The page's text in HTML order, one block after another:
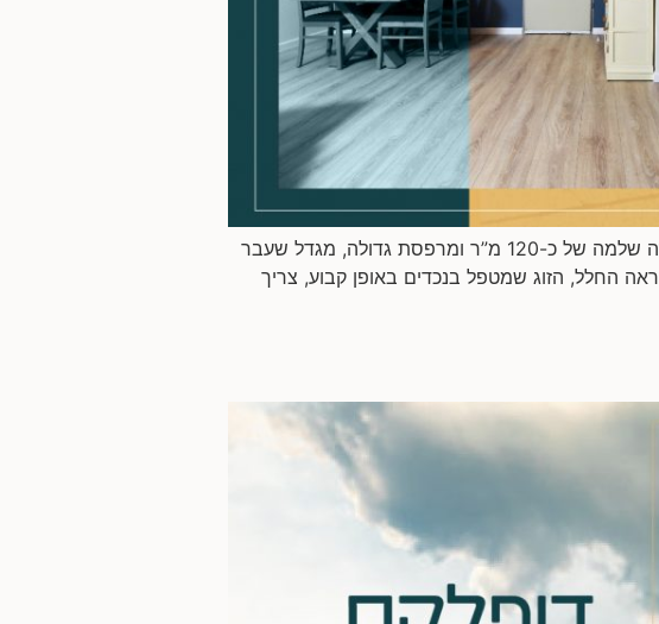
שיפוץ דירה במגדל המשפחה: זוג שמטפל בנכדים ומארח משפחה ענפה. שטח הדירה: דירה שלמה של כ-120 מ”ר ומרפסת גדולה, מגדל שעבר
החלל, הזוג שמטפל בנכדים באופן קבוע, צריך